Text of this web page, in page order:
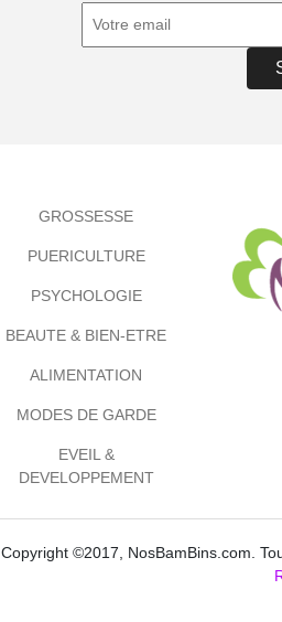
GROSSESSE
PUERICULTURE
PSYCHOLOGIE
BEAUTE & BIEN-ETRE
ALIMENTATION
MODES DE GARDE
EVEIL &
DEVELOPPEMENT
Copyright ©2017, NosBamBins.com.